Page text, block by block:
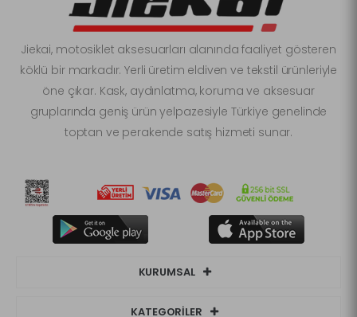
Jiekai, motosiklet aksesuarları alanında faaliyet gösteren
köklü bir markadır. Yerli üretim eldiven ve tekstil ürünleriyle
öne çıkar. Kask, aydınlatma, koruma ve aksesuar
gruplarında geniş ürün yelpazesiyle Türkiye genelinde
toptan ve perakende satış hizmeti sunar.
KURUMSAL
KATEGORİLER